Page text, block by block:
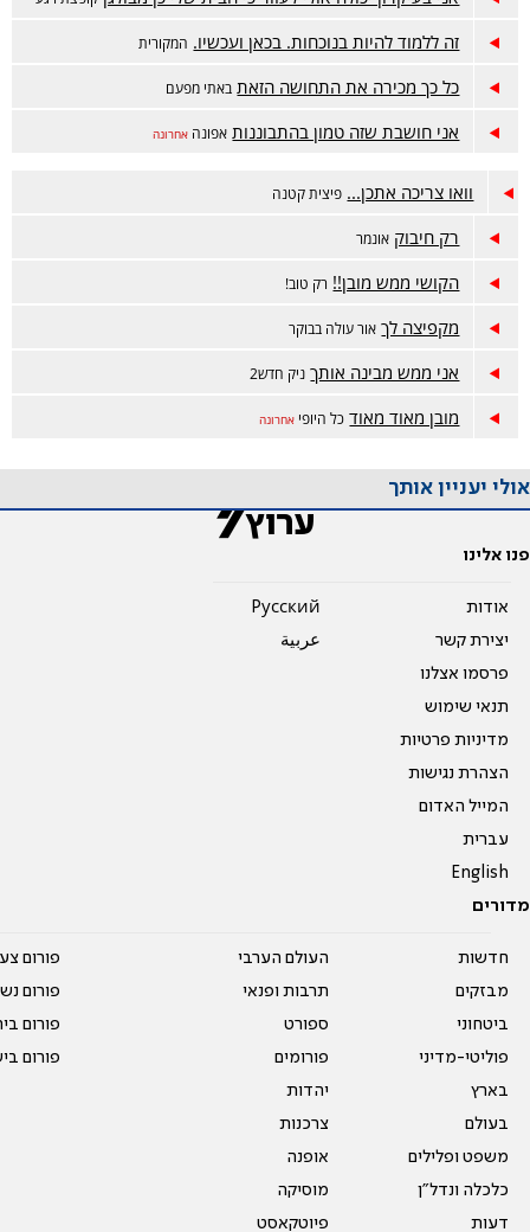
זה ללמוד להיות בנוכחות. בכאן ועכשיו. המקורית
כל כך מכירה את התחושה הזאת באתי מפעם
אני חושבת שזה טמון בהתבוננות אפונה אחרונה
וואו צריכה אתכן... פיצית קטנה
רק חיבוק אונמר
הקושי ממש מובן!! רק טוב!
מקפיצה לך אור עולה בבוקר
אני ממש מבינה אותך ניק חדש2
מובן מאוד מאוד כל היופי אחרונה
אולי יעניין אותך
פנו אלינו
אודות
יצירת קשר
פרסמו אצלנו
תנאי שימוש
מדיניות פרטיות
הצהרת נגישות
המייל האדום
עברית
English
Pусский
عربية
מדורים
חדשות
מבזקים
ביטחוני
פוליטי-מדיני
בארץ
בעולם
משפט ופלילים
כלכלה ונדל"ן
דעות
העולם הערבי
תרבות ופנאי
ספורט
פורומים
יהדות
צרכנות
אופנה
מוסיקה
פיוטקאסט
פורום
פורום
פורום
פורום